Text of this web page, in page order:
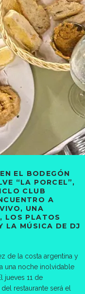
EL BODEGÓN
“LA PORCEL”,
CLUB
A
UNA
LOS PLATOS
LA MÚSICA DE DJ
de la costa argentina y
una noche inolvidable
jueves 11 de
restaurante será el